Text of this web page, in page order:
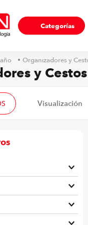
Categorías
Organizadores y
y Cestos